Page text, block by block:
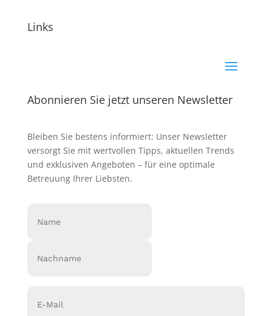
Links
Abonnieren Sie jetzt unseren Newsletter
Bleiben Sie bestens informiert: Unser Newsletter
versorgt Sie mit wertvollen Tipps, aktuellen Trends
und exklusiven Angeboten – für eine optimale
Betreuung Ihrer Liebsten.